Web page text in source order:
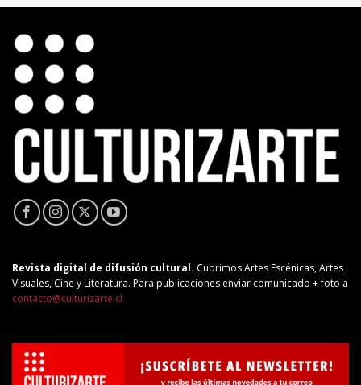
Revista digital de difusión cultural. Cubrimos Artes Escénicas, Artes
Visuales, Cine y Literatura. Para publicaciones enviar comunicado + foto a
contacto@culturizarte.cl